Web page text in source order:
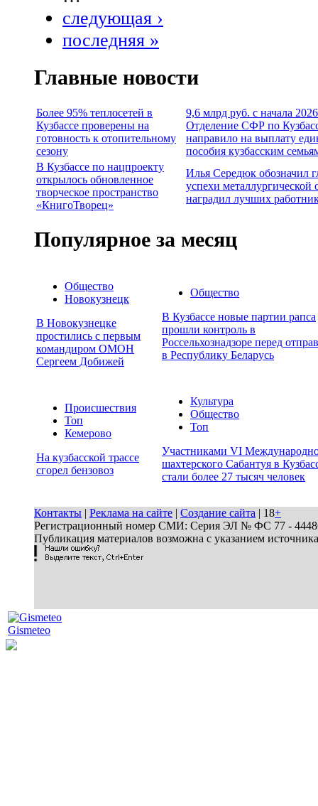
следующая ›
последняя »
Главные новости
Более 95% теплосетей в
Кузбассе проверены на
готовность к отопительному
сезону
9,6 млрд руб. с начала
Отделение СФР по
направило на выплату
пособия кузбасским
В Кузбассе по нацпроекту
открылось обновленное
творческое пространство
«КнигоТворец»
Илья Середюк обозначил
успехи металлургической
наградил лучших
Популярное за месяц
Общество
Новокузнецк
В Новокузнецке
простились с первым
командиром ОМОН
Сергеем Добижей
Общество
В Кузбассе новые партии рапса
прошли контроль в
Россельхознадзоре перед
в Республику Беларусь
Происшествия
Топ
Кемерово
На кузбасской трассе
сгорел бензовоз
Культура
Общество
Топ
Участниками VI
шахтерского Сабантуя в
стали более 27 тысяч человек
Контакты | Реклама на сайте | Создание сайта | 18+
Регистрационный номер СМИ: Серия ЭЛ № ФС 77 - 44486
Публикация материалов возможна с указанием
Gismeteo